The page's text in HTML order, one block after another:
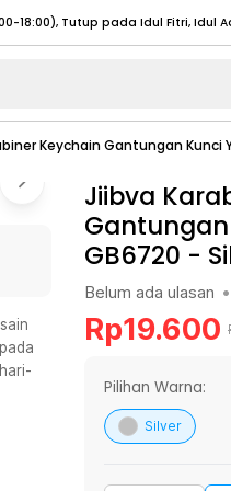
- 20:00), Tutup pada Idul Fitri
(08:00 - 17:00)Selengkapnya
(08:00 - 17:00) Selengkapnya
20:00), Tutup pada Idul Fitri
20:00), Tutup pada Idul Fitri
- 20:00), Tutup pada Idul Fitri
(08:00 - 17:00) Selengkapnya
Keychain Gantungan Kunci
Jiibva
Gantungan
GB6720 -
Belum ada ulasan •
Rp19.600
Pilihan Warna:
Silver